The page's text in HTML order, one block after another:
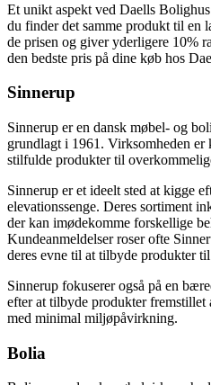
Et unikt aspekt ved Daells
du finder det samme produkt til en
de prisen og giver yderligere 10%
den bedste pris på dine køb hos
Sinnerup
Sinnerup er en dansk møbel- og
grundlagt i 1961. Virksomheden er
stilfulde produkter til
Sinnerup er et ideelt sted at kigge
elevationssenge. Deres sortiment
der kan imødekomme forskellige
Kundeanmeldelser roser ofte
deres evne til at tilbyde produkter
Sinnerup fokuserer også på en
efter at tilbyde produkter fremstillet
med minimal miljøpåvirkning.
Bolia